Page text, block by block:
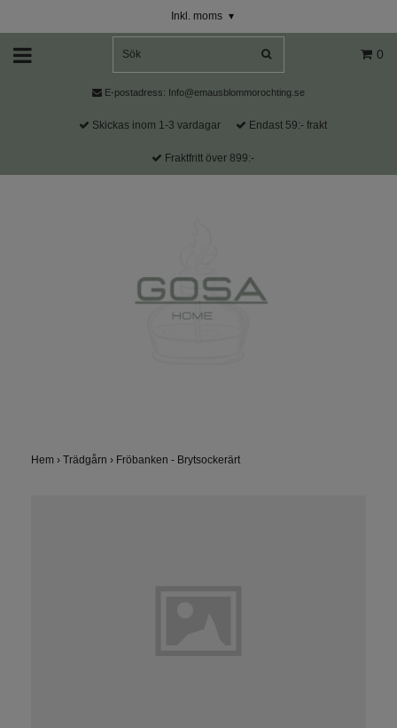
Inkl. moms ▾
0
E-postadress: Info@emausblommorochting.se
Skickas inom 1-3 vardagar Endast 59:- frakt
Fraktfritt över 899:-
Hem › Trädgårn › Fröbanken - Brytsockerärt